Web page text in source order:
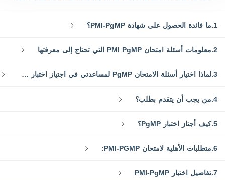
1.ما فائدة الحصول على شهادة PMI-PgMP؟
2.معلومات أسئلة امتحان PMI PgMP التي تحتاج إلى معرفتها
3.لماذا اختيار أسئلة الامتحان PgMP لمساعدتي في اجتياز اختبار PgMP؟
4.من يجب أن يتقدم بطلب؟
5.كيف أجتاز اختبار PgMP؟
6.متطلبات الأهلية لامتحان PMI-PGMP:
7.تفاصيل اختبار PMI-PgMP